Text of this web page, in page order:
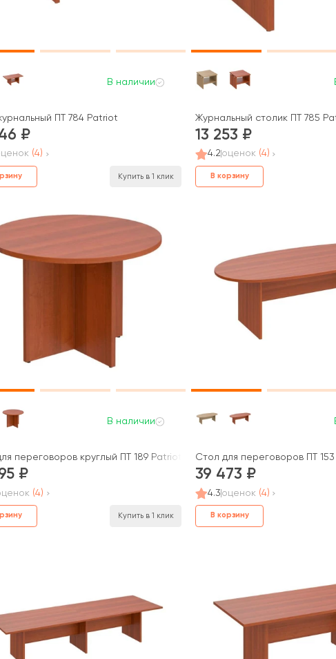
В наличии
ПТ 784 Patriot
(4)
Купить в 1 клик
Журнальный столик ПТ 785
13 253
4.2оценок (4)
В корзину
142 Patriot
В наличии
переговоров круглый ПТ 189 Patriot
(4)
Купить в 1 клик
Стол для переговоров ПТ
39 473
4.3 оценок (4)
В корзину